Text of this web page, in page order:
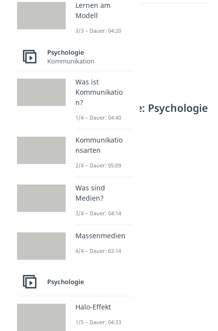
Weitere Inhalte: Psychologie
Angst
Dauer: 05:37
Ängste überwinden
Dauer: 04:22
Dauer: 04:32
Lernen am
Modell
3/3 – Dauer: 04:20
Psychologie
Kommunikation
Was ist
Kommunikatio
n?
1/4 – Dauer: 04:40
Kommunikatio
nsarten
2/4 – Dauer: 05:09
Was sind
Medien?
3/4 – Dauer: 04:14
Massenmedien
4/4 – Dauer: 03:14
Psychologie
Halo-Effekt
1/5 – Dauer: 04:33